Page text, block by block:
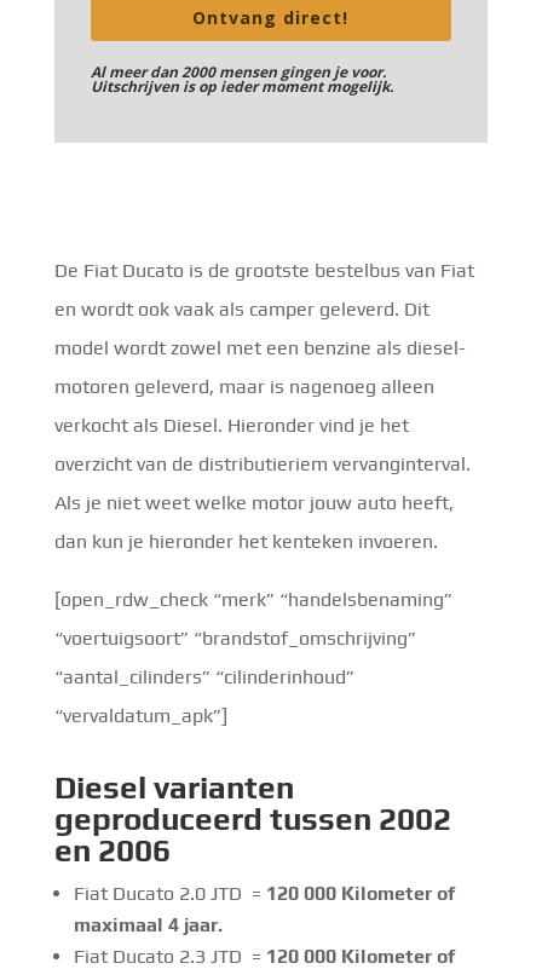
Ontvang direct!
Al meer dan 2000 mensen gingen je voor.
Uitschrijven is op ieder moment mogelijk.
De Fiat Ducato is de grootste bestelbus van Fiat
en wordt ook vaak als camper geleverd. Dit
model wordt zowel met een benzine als diesel-
motoren geleverd, maar is nagenoeg alleen
verkocht als Diesel. Hieronder vind je het
overzicht van de distributieriem vervanginterval.
Als je niet weet welke motor jouw auto heeft,
dan kun je hieronder het kenteken invoeren.
[open_rdw_check “merk” “handelsbenaming”
“voertuigsoort” “brandstof_omschrijving”
“aantal_cilinders” “cilinderinhoud”
“vervaldatum_apk”]
Diesel varianten
geproduceerd tussen 2002
en 2006
Fiat Ducato 2.0 JTD = 120 000Kilometer of
maximaal 4 jaar.
Fiat Ducato 2.3 JTD = 120 000Kilometer of